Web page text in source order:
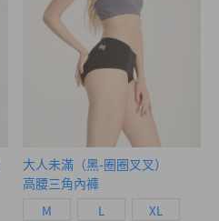
大人未滿（黑-圈圈叉叉）
高腰三角內褲
M L XL